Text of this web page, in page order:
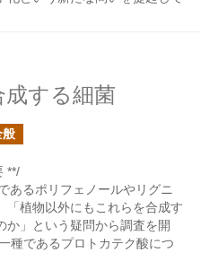
する細菌
般
**/
あるポリフェノールやリグニ
「植物以外にもこれらを合成す
か」という疑問から調査を開
種であるプロトカテク酸につ